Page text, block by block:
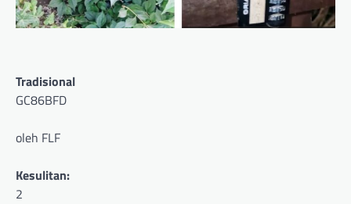
Tradisional
GC86BFD
oleh FLF
Kesulitan:
2